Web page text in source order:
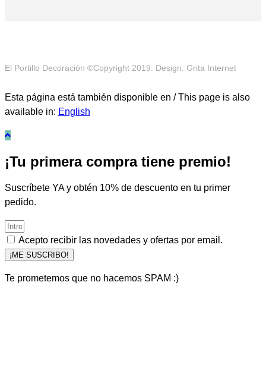
El Portillo Decoración ©Copyright 2019. Design: Grita Internet
Esta página está también disponible en / This page is also
available in: English
¡Tu primera compra tiene premio!
Suscríbete YA y obtén 10% de descuento en tu primer
pedido.
Acepto recibir las novedades y ofertas por email.
¡ME SUSCRIBO!
Te prometemos que no hacemos SPAM :)